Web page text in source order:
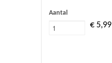
Aantal
€ 5,99